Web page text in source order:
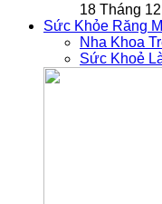
18 Tháng
Sức Khỏe Răng
Nha Khoa
Sức Khoẻ